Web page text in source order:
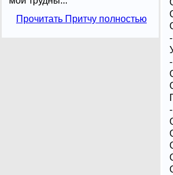
Прочитать Притчу полностью